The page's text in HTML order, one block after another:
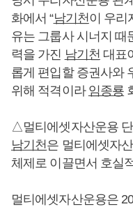
화에서 “남기천이 우리
유는 그룹사 시너지 때
력을 가진 남기천 대표
롭게 편입할 증권사와
위해 적격이라 임종룡
△멀티에셋자산운용
남기천은 멀티에셋자
체제로 이끌면서 호실
멀티에셋자산운용은